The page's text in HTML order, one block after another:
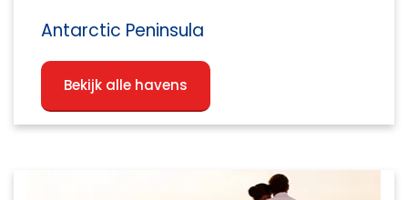
Antarctic Peninsula
Bekijk alle havens